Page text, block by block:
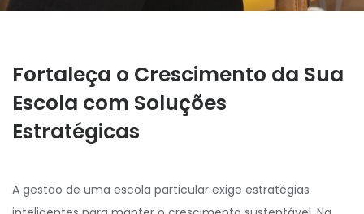
Fortaleça o Crescimento da Sua
Escola com Soluções
Estratégicas
A gestão de uma escola particular exige estratégias